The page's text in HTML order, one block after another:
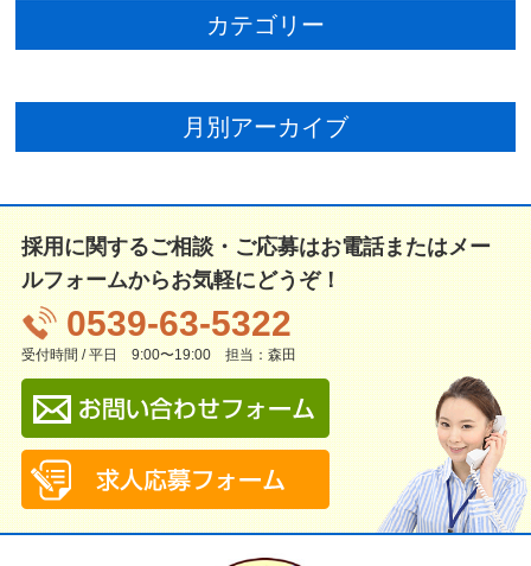
カテゴリー
月別アーカイブ
採用に関するご相談・ご応募はお電話またはメー
ルフォームからお気軽にどうぞ！
0539-63-5322
受付時間 / 平日 9:00〜19:00 担当：森田